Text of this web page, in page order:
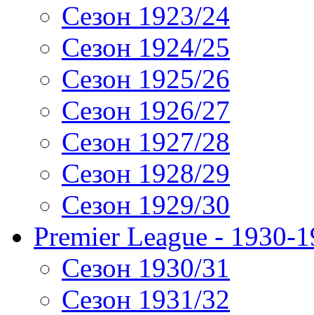
Сезон 1923/24
Сезон 1924/25
Сезон 1925/26
Сезон 1926/27
Сезон 1927/28
Сезон 1928/29
Сезон 1929/30
Premier League - 1930-
Сезон 1930/31
Сезон 1931/32